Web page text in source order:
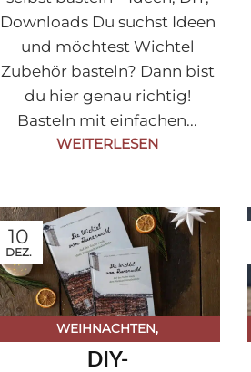
Downloads Du suchst Ideen
und möchtest Wichtel
Zubehör basteln? Dann bist
du hier genau richtig!
Basteln mit einfachen...
WEITERLESEN
10
DEZ.
WEIHNACHTEN,
BUCHVORSTELLUNGEN
DIY-